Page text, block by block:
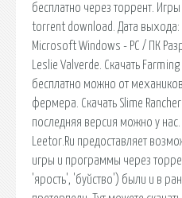
бесплатно через торрент.
torrent download. Дата
Microsoft Windows - PC / ПК
Leslie Valverde. Скачать
бесплатно можно от
фермера. Скачать Slime
последняя версия можно у
Leetor.Ru предоставляет
игры и программы через
'ярость', 'буйство') были и в